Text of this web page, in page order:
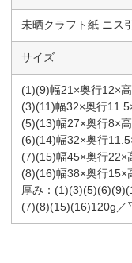
未晒クラフト紙 ニス
サイズ
(1)(9)幅21×奥行12×
(3)(11)幅32×奥行
(5)(13)幅27×奥行8×
(6)(14)幅32×奥行
(7)(15)幅45×奥行22×
(8)(16)幅38×奥行15×
厚み：
(7)(8)(15)(16)120g／